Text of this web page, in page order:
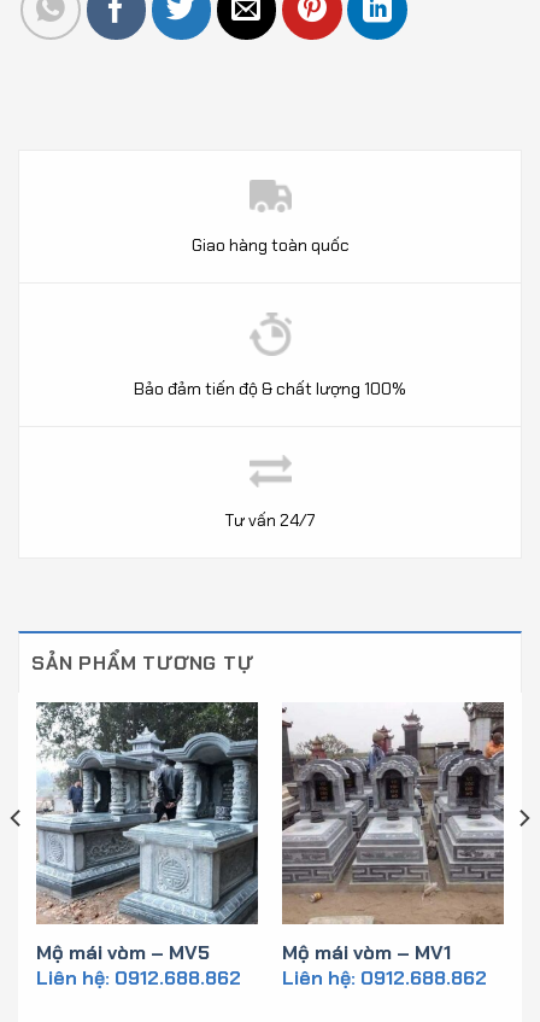
Giao hàng toàn quốc
Bảo đảm tiến độ & chất lượng 100%
Tư vấn 24/7
SẢN PHẨM TƯƠNG TỰ
Mộ mái vòm – MV5
Liên hệ: 0912.688.862
Mộ mái vòm – MV1
Liên hệ: 0912.688.862